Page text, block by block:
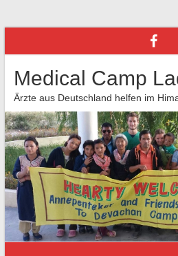
Medical Camp
Ärzte aus Deutschland helfen im